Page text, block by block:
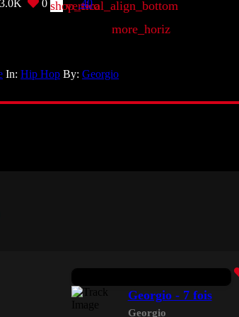
3.0K 0 shop_two
vertical_align_bottom
40
more_horiz
In: Hip Hop By: Georgio
Georgio - 7 fois
Georgio